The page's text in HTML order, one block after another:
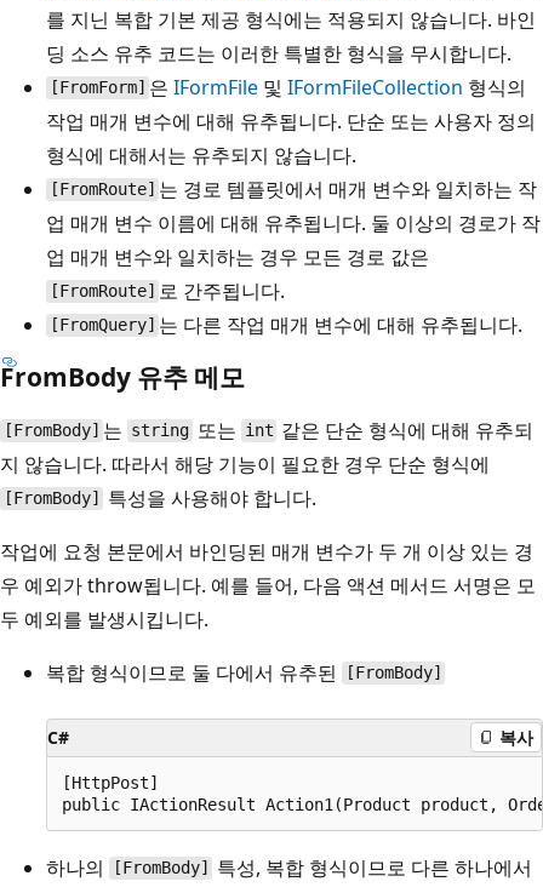
를 지닌 복합 기본 제공 형식에는 적용되지 않습니다. 바인
딩 소스 유추 코드는 이러한 특별한 형식을 무시합니다.
[FromForm] 은IFormFile 및IFormFileCollection 형식의
작업 매개 변수에 대해 유추됩니다. 단순 또는 사용자 정의
형식에 대해서는 유추되지 않습니다.
[FromRoute] 는 경로 템플릿에서 매개 변수와 일치하는 작
업 매개 변수 이름에 대해 유추됩니다. 둘 이상의 경로가 작
업 매개 변수와 일치하는 경우 모든 경로 값은
[FromRoute] 로 간주됩니다.
[FromQuery] 는 다른 작업 매개 변수에 대해 유추됩니다.
FromBody 유추 메모
[FromBody] 는 string 또는 int 같은 단순 형식에 대해 유추되
지 않습니다. 따라서 해당 기능이 필요한 경우 단순 형식에
[FromBody]
특성을 사용해야 합니다.
작업에 요청 본문에서 바인딩된 매개 변수가 두 개 이상 있는 경
우 예외가 throw됩니다. 예를 들어, 다음 액션 메서드 서명은 모
두 예외를 발생시킵니다.
복합 형식이므로 둘 다에서 유추된
[FromBody]
C# 복사
[HttpPost]
하나의 [FromBody]
특성, 복합 형식이므로 다른 하나에서